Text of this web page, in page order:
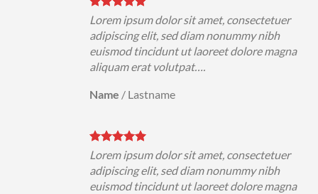
Lorem ipsum dolor sit amet, consectetuer
adipiscing elit, sed diam nonummy nibh
euismod tincidunt ut laoreet dolore magna
aliquam erat volutpat….
Name / Lastname
Lorem ipsum dolor sit amet, consectetuer
adipiscing elit, sed diam nonummy nibh
euismod tincidunt ut laoreet dolore magna